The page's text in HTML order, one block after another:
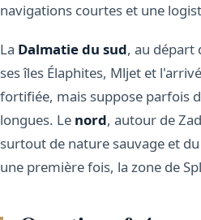
navigations courtes et une
La Dalmatie du sud, au départ
ses îles Élaphites, Mljet et
fortifiée, mais suppose parfois
longues. Le nord, autour de
surtout de nature sauvage et
une première fois, la zone de